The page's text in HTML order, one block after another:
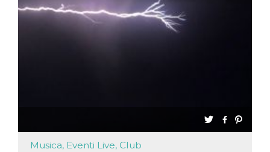
Musica, Eventi Live, Club